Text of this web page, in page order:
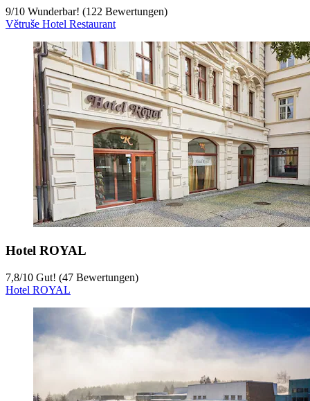
9/10 Wunderbar! (122 Bewertungen)
Větruše Hotel Restaurant
Hotel ROYAL
7,8/10 Gut! (47 Bewertungen)
Hotel ROYAL